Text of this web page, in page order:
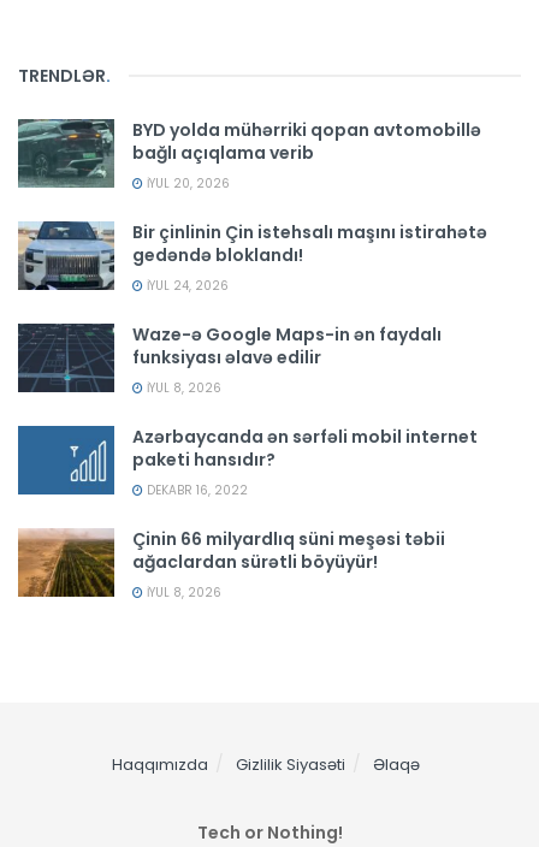
TRENDLƏR.
BYD yolda mühərriki qopan avtomobillə
bağlı açıqlama verib
İYUL 20, 2026
Bir çinlinin Çin istehsalı maşını istirahətə
gedəndə bloklandı!
İYUL 24, 2026
Waze-ə Google Maps-in ən faydalı
funksiyası əlavə edilir
İYUL 8, 2026
Azərbaycanda ən sərfəli mobil internet
paketi hansıdır?
DEKABR 16, 2022
Çinin 66 milyardlıq süni meşəsi təbii
ağaclardan sürətli böyüyür!
İYUL 8, 2026
Haqqımızda Gizlilik Siyasəti Əlaqə
Tech or Nothing!